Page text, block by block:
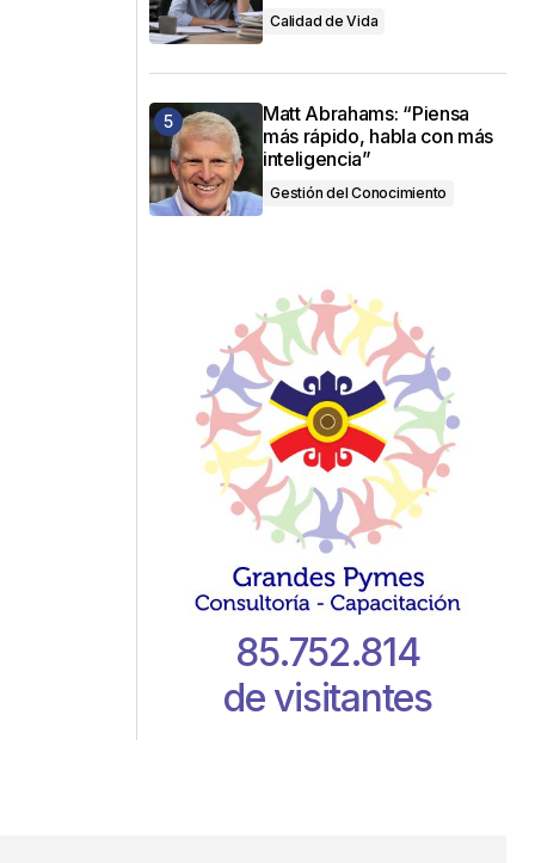
Calidad de Vida
Matt Abrahams: “Piensa
más rápido, habla con más
inteligencia”
Gestión del Conocimiento
85.752.814
de visitantes